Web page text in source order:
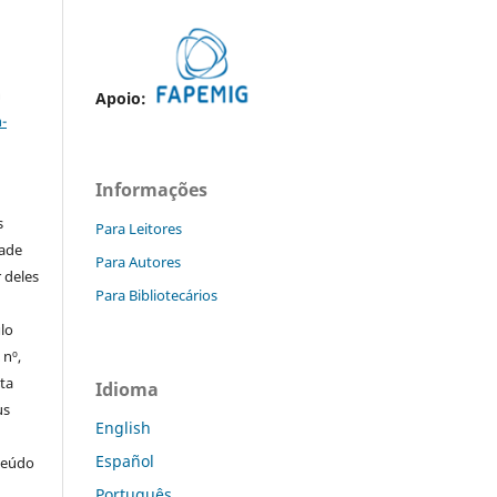
Apoio:
Informações
Para Leitores
Para Autores
Para Bibliotecários
Idioma
English
Español